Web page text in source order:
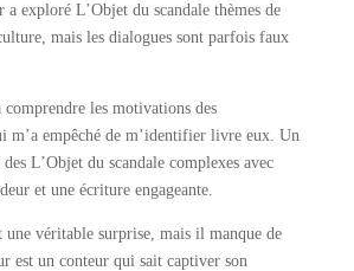
a exploré L’Objet du scandale thèmes de
mais les dialogues sont parfois faux
comprendre les motivations des
m’a empêché de m’identifier livre eux. Un
L’Objet du scandale complexes avec
et une écriture engageante.
une véritable surprise, mais il manque de
est un conteur qui sait captiver son